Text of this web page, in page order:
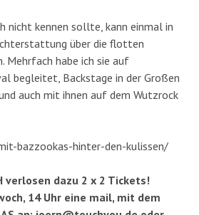
nicht kennen sollte, kann einmal in
über die flotten
Mehrfach habe ich sie auf
begleitet, Backstage in der Großen
auch mit ihnen auf dem Wutzrock
bazzookas-hinter-den-kulissen/
verlosen dazu 2 x 2 Tickets!
14 Uhr eine mail, mit dem